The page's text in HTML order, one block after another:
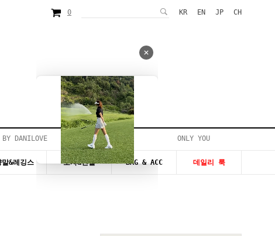
0 KR EN JP CH
BY DANILOVE 시즌20~50%세일 ONLY YOU
말&레깅스 모자&신발 BAG & ACC 데일리 룩